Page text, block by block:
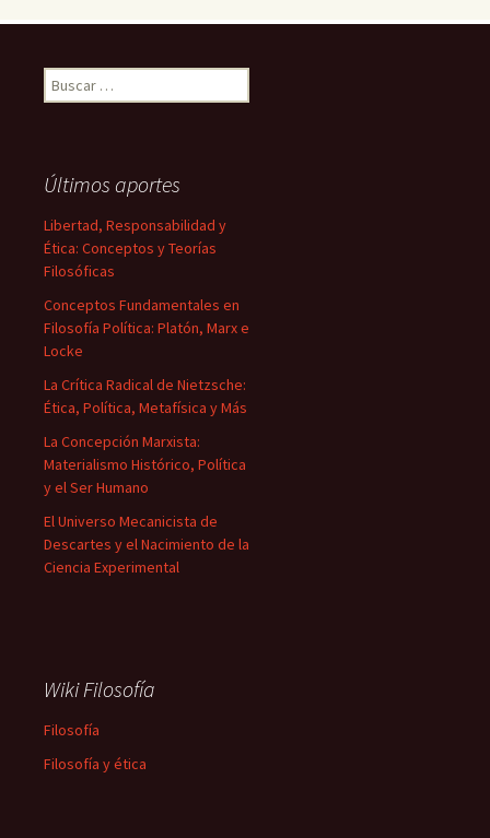
Buscar:
Últimos aportes
Libertad, Responsabilidad y
Ética: Conceptos y Teorías
Filosóficas
Conceptos Fundamentales en
Filosofía Política: Platón, Marx e
Locke
La Crítica Radical de Nietzsche:
Ética, Política, Metafísica y Más
La Concepción Marxista:
Materialismo Histórico, Política
y el Ser Humano
El Universo Mecanicista de
Descartes y el Nacimiento de la
Ciencia Experimental
Wiki Filosofía
Filosofía
Filosofía y ética